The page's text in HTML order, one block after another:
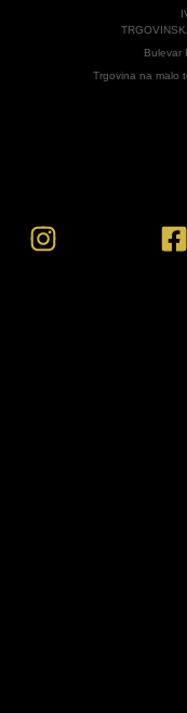
Bulevar
Trgovina na malo